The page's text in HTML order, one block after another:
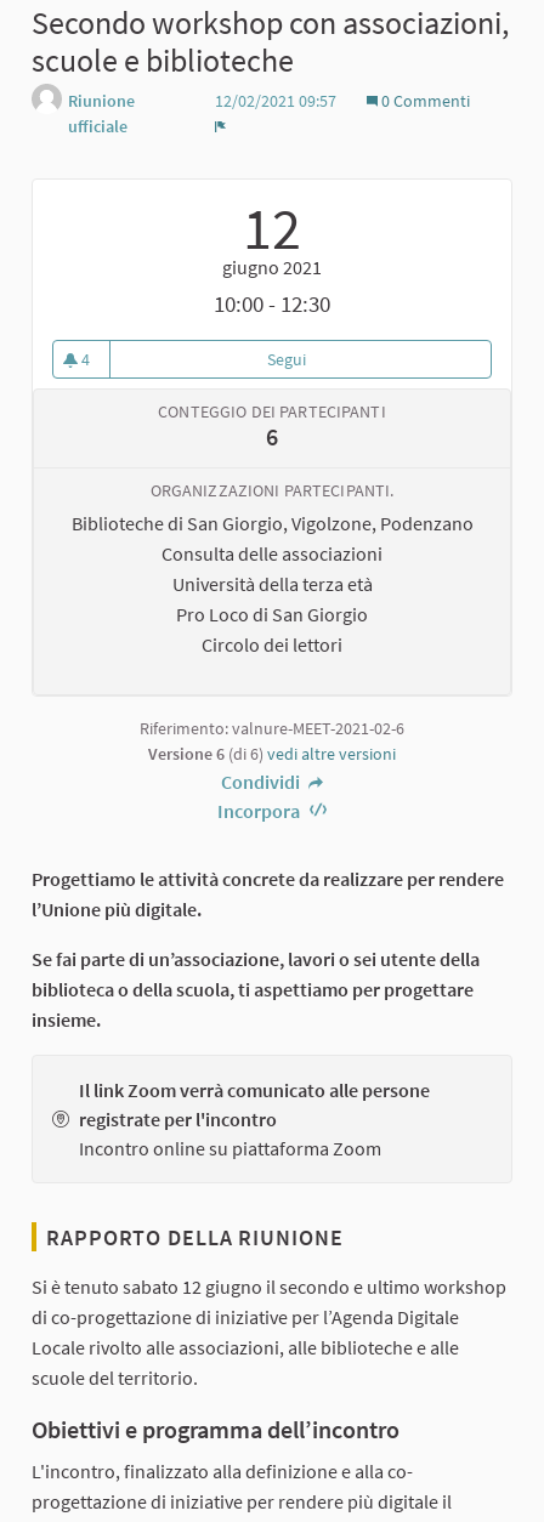
Secondo workshop con associazioni,
scuole e biblioteche
Riunione
ufficiale
12/02/2021 09:57
0 Commenti
12
giugno 2021
10:00 - 12:30
4
4 sostenitori
Segui
CONTEGGIO DEI PARTECIPANTI
6
ORGANIZZAZIONI PARTECIPANTI.
Biblioteche di San Giorgio, Vigolzone, Podenzano
Consulta delle associazioni
Università della terza età
Pro Loco di San Giorgio
Circolo dei lettori
Riferimento: valnure-MEET-2021-02-6
Versione 6 (di 6) vedi altre versioni
Condividi
Incorpora
Progettiamo le attività concrete da realizzare per rendere
l’Unione più digitale.
Se fai parte di un’associazione, lavori o sei utente della
biblioteca o della scuola, ti aspettiamo per progettare
insieme.
Il link Zoom verrà comunicato alle persone
registrate per l'incontro
Incontro online su piattaforma Zoom
RAPPORTO DELLA RIUNIONE
Si è tenuto sabato 12 giugno il secondo e ultimo workshop
di co-progettazione di iniziative per l’Agenda Digitale
Locale rivolto alle associazioni, alle biblioteche e alle
scuole del territorio.
Obiettivi e programma dell’incontro
L'incontro, finalizzato alla definizione e alla co-
progettazione di iniziative per rendere più digitale il